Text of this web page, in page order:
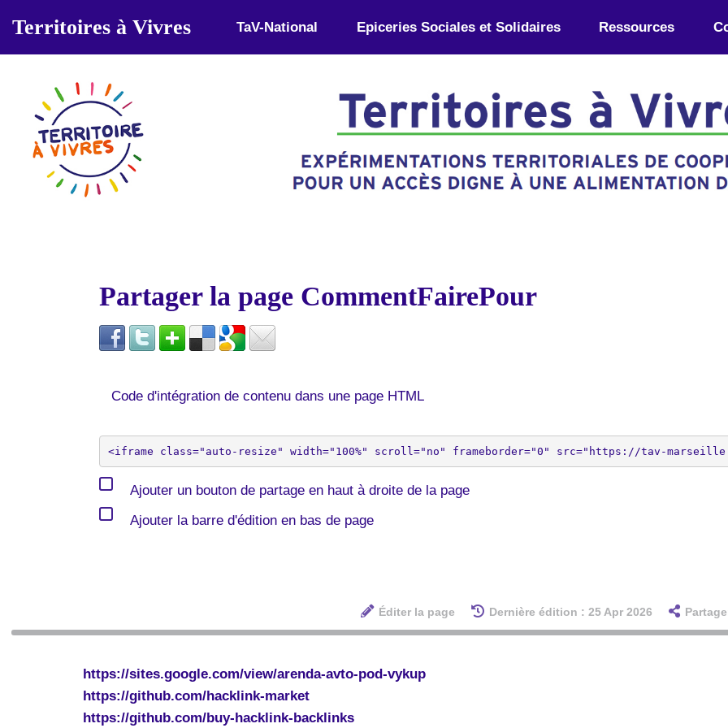
Aller au contenu principal
Territoires à Vivres TaV-National Epiceries Sociales et Solidaires Ressources
Partager la page CommentFairePour
Code d'intégration de contenu dans une page HTML
Ajouter un bouton de partage en haut à droite de la page
Ajouter la barre d'édition en bas de page
Éditer la page Dernière édition : 25 Apr 2026
https://sites.google.com/view/arenda-avto-pod-vykup
https://github.com/hacklink-market
https://github.com/buy-hacklink-backlinks